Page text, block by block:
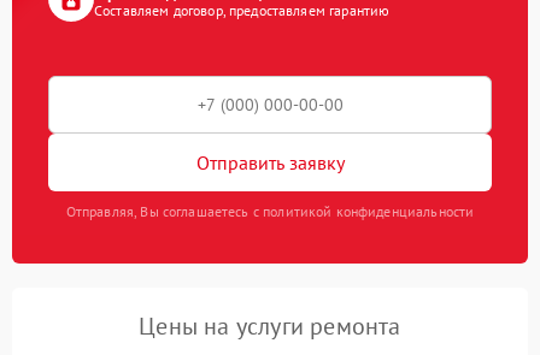
Составляем договор, предоставляем гарантию
Отправить заявку
Отправляя, Вы соглашаетесь с политикой конфиденциальности
Цены на услуги ремонта